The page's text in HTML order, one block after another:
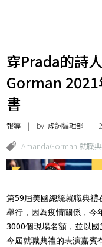
穿Prada的詩
Gorman 2021
書
報導 | by 虛詞編輯部 |
AmandaGorman 就職
第59屆美國總統就職典禮
舉行，因為疫情關係，今
3000個現場名額，並以國
今屆就職典禮的表演嘉賓